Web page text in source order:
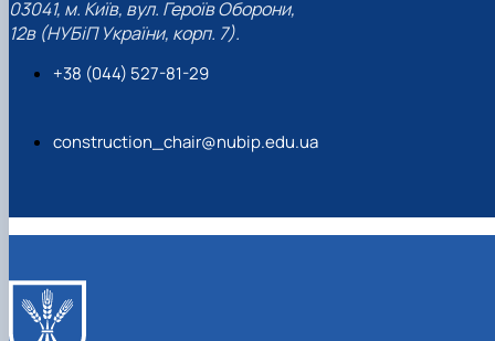
03041, м. Київ, вул. Героїв Оборони,
12в (НУБіП України, корп. 7).
+38 (044) 527-81-29
construction_chair@nubip.edu.ua